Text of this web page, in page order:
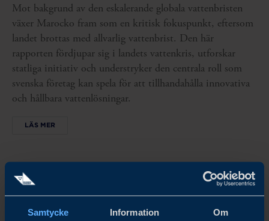
Samtycke Information Om
Mot bakgrund av den eskalerande globala vattenbristen
växer Marocko fram som en kritisk fokuspunkt, eftersom
landet brottas med allvarlig vattenbrist. Den här
rapporten fördjupar sig i landets vattenkris, utforskar
statliga initiativ och understryker den centrala roll som
svenska företag kan spela för att tillhandahålla innovativa
och hållbara vattenlösningar.
LÄS MER